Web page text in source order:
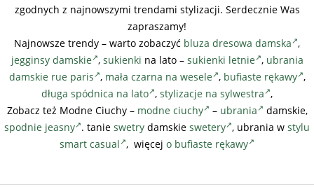
zgodnych z najnowszymi trendami stylizacji. Serdecznie Was
zapraszamy!
Najnowsze trendy – warto zobaczyć bluza dresowa damska ,
jegginsy damskie , sukienki na lato – sukienki letnie , ubrania
damskie rue paris , mała czarna na wesele , bufiaste rękawy ,
długa spódnica na lato , stylizacje na sylwestra ,
Zobacz też Modne Ciuchy – modne ciuchy – ubrania
damskie,
spodnie jeasny . tanie swetry damskie swetery , ubrania w stylu
smart casual , więcej o bufiaste rękawy